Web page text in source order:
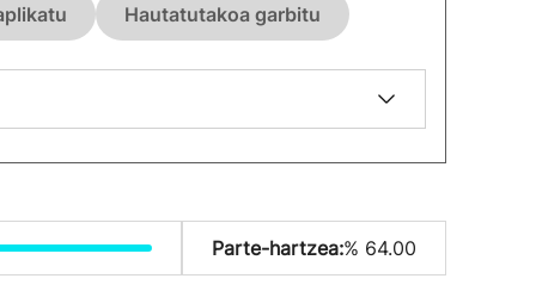
Hautatutakoa garbitu
Parte-hartzea:% 64.00